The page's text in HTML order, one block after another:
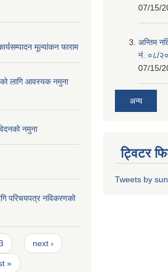
मूल्यांकन फाराम
लागि आवस्यक नमुना
नमुना
परिचयपत्र नविकरणको
next ›
»
07/15/
अन्तिम
नं. ०८/
07/15/
अन्य
ट्विटर
Tweets by